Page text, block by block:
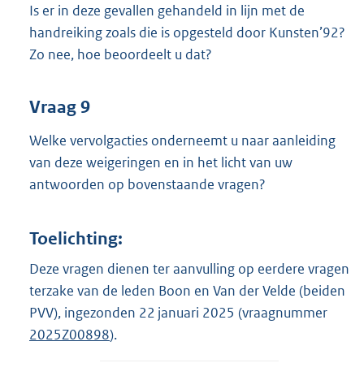
Is er in deze gevallen gehandeld in lijn met de
handreiking zoals die is opgesteld door Kunsten’92?
Zo nee, hoe beoordeelt u dat?
Vraag 9
Welke vervolgacties onderneemt u naar aanleiding
van deze weigeringen en in het licht van uw
antwoorden op bovenstaande vragen?
Toelichting:
Deze vragen dienen ter aanvulling op eerdere vragen
terzake van de leden Boon en Van der Velde (beiden
PVV), ingezonden 22 januari 2025 (vraagnummer
2025Z00898).